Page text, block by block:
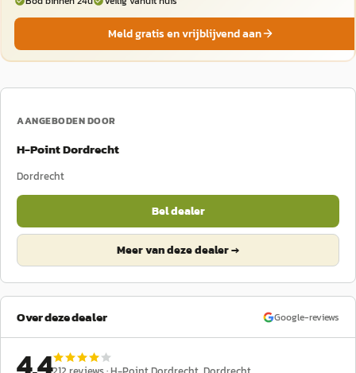
Meld gratis en vrijblijvend aan
AANGEBODEN DOOR
H-Point Dordrecht
Dordrecht
Bel dealer
Meer van deze dealer →
Over deze dealer Google-reviews